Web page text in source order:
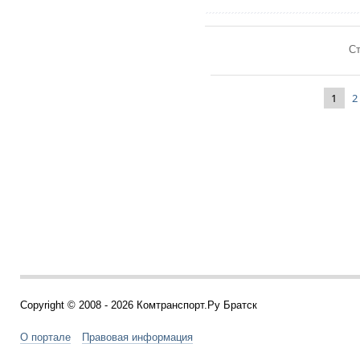
1 2
Copyright © 2008 - 2026 Комтранспорт.Ру Братск
О портале Правовая информация